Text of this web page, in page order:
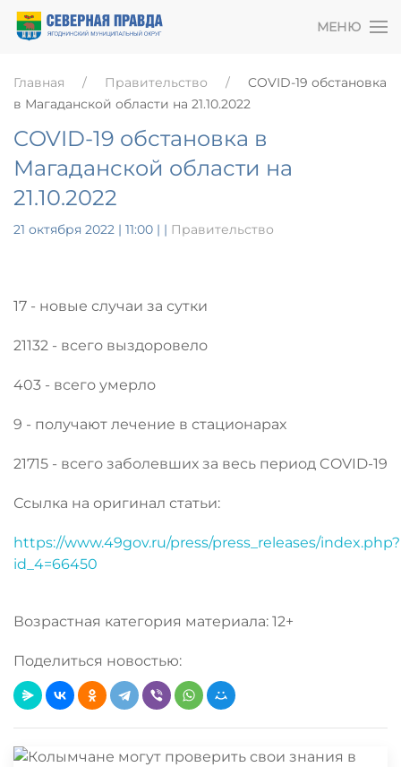
МЕНЮ
Главная Правительство
COVID-19 обстановка
в Магаданской области на 21.10.2022
COVID-19 обстановка в
Магаданской области на
21.10.2022
21 октября 2022 | 11:00 | | Правительство
17 - новые случаи за сутки
21132 - всего выздоровело
403 - всего умерло
9 - получают лечение в стационарах
21715 - всего заболевших за весь период COVID-19
Ссылка на оригинал статьи:
https://www.49gov.ru/press/press_releases/index.php?
id_4=66450
Возрастная категория материала: 12+
Поделиться новостью: